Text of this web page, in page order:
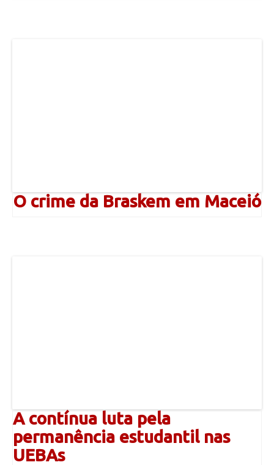
O crime da Braskem em Maceió
A contínua luta pela
permanência estudantil nas
UEBAs